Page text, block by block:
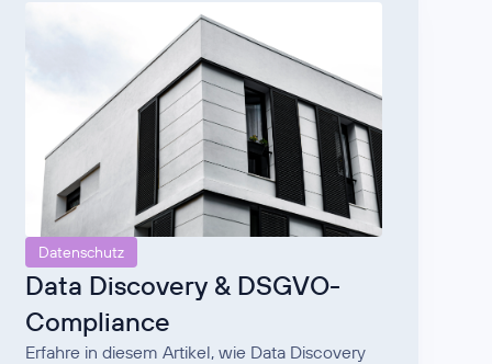
Datenschutz
Data Discovery & DSGVO-
Compliance
Erfahre in diesem Artikel, wie Data Discovery